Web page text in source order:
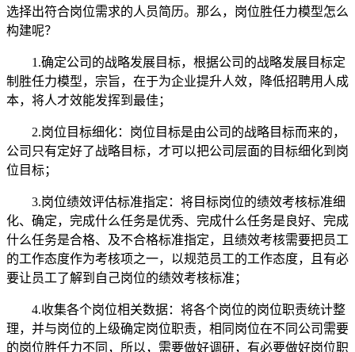
选择出符合岗位需求的人员简历。那么，岗位胜任力模型怎么
构建呢？
1.确定公司的战略发展目标，根据公司的战略发展目标定
制胜任力模型，宗旨，在于为企业提升人效，降低招聘用人成
本，将人才效能发挥到最佳；
2.岗位目标细化：岗位目标是由公司的战略目标而来的，
公司只有定好了战略目标，才可以把公司层面的目标细化到岗
位目标；
3.岗位绩效评估标准指定：将目标岗位的绩效考核标准细
化、确定，完成什么任务是优秀、完成什么任务是良好、完成
什么任务是合格、及不合格标准指定，且绩效考核需要把员工
的工作态度作为考核项之一，以规范员工的工作态度，且有必
要让员工了解到自己岗位的绩效考核标准；
4.收集各个岗位相关数据：将各个岗位的岗位职责统计整
理，并与岗位的上级确定岗位职责，相同岗位在不同公司需要
的岗位胜任力不同，所以，需要做好调研，有必要做好岗位职